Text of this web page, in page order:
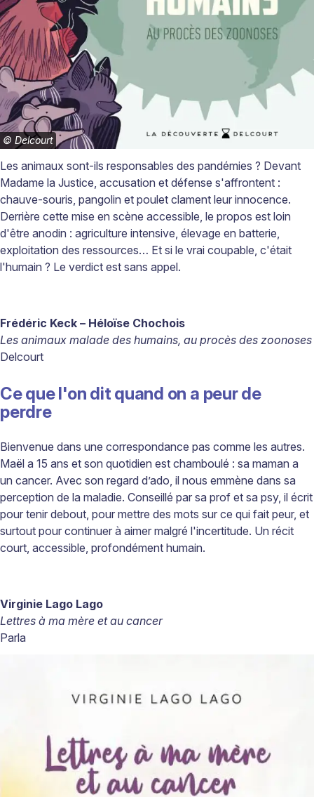
© Delcourt
Les animaux sont-ils responsables des pandémies ? Devant
Madame la Justice, accusation et défense s'affrontent :
chauve-souris, pangolin et poulet clament leur innocence.
Derrière cette mise en scène accessible, le propos est loin
d'être anodin : agriculture intensive, élevage en batterie,
exploitation des ressources… Et si le vrai coupable, c'était
l'humain ? Le verdict est sans appel.
Frédéric Keck – Héloïse Chochois
Les animaux malade des humains, au procès des zoonoses
Delcourt
Ce que l'on dit quand on a peur de
perdre
Bienvenue dans une correspondance pas comme les autres.
Maël a 15 ans et son quotidien est chamboulé : sa maman a
un cancer. Avec son regard d’ado, il nous emmène dans sa
perception de la maladie. Conseillé par sa prof et sa psy, il écrit
pour tenir debout, pour mettre des mots sur ce qui fait peur, et
surtout pour continuer à aimer malgré l'incertitude. Un récit
court, accessible, profondément humain.
Virginie Lago Lago
Lettres à ma mère et au cancer
Parla